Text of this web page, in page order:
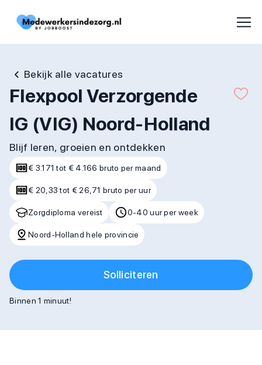
Bekijk alle vacatures
Flexpool Verzorgende
IG (VIG) Noord-Holland
Blijf leren, groeien en ontdekken
€ 3.171 tot € 4.166 bruto per maand
€ 20,33 tot € 26,71 bruto per uur
Zorgdiploma vereist 0-40 uur per week
Noord-Holland hele provincie
Solliciteren
Binnen 1 minuut!